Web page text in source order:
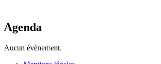
Agenda
Aucun évènement.